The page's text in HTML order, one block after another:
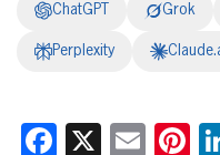
ChatGPT Grok
Perplexity
Facebook
X